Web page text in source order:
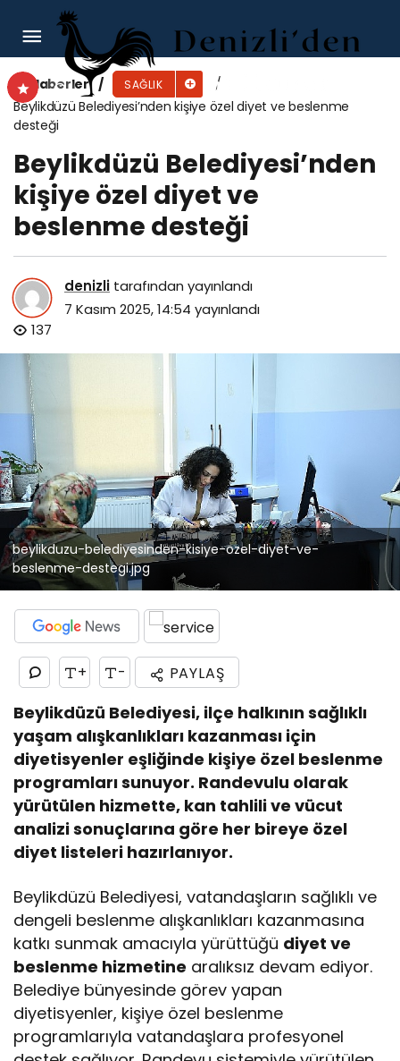
Haberler SAĞLIK
Beylikdüzü Belediyesi’nden kişiye özel diyet ve beslenme
desteği
Beylikdüzü Belediyesi’nden
kişiye özel diyet ve
beslenme desteği
denizli tarafından yayınlandı
7 Kasım 2025, 14:54 yayınlandı
137
beylikduzu-belediyesinden-kisiye-ozel-diyet-ve-
beslenme-destegi.jpg
+ - PAYLAŞ
Beylikdüzü Belediyesi, ilçe halkının sağlıklı
yaşam alışkanlıkları kazanması için
diyetisyenler eşliğinde kişiye özel beslenme
programları sunuyor. Randevulu olarak
yürütülen hizmette, kan tahlili ve vücut
analizi sonuçlarına göre her bireye özel
diyet listeleri hazırlanıyor.
Beylikdüzü Belediyesi, vatandaşların sağlıklı ve
dengeli beslenme alışkanlıkları kazanmasına
katkı sunmak amacıyla yürüttüğü diyet ve
beslenme hizmetine aralıksız devam ediyor.
Belediye bünyesinde görev yapan
diyetisyenler, kişiye özel beslenme
programlarıyla vatandaşlara profesyonel
Buca Belediyesi’nden ilçenin miniklerine diş
sağlığı eğitimi